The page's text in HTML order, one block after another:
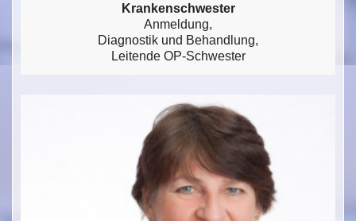
Krankenschwester
Anmeldung,
Diagnostik und Behandlung,
Leitende OP-Schwester